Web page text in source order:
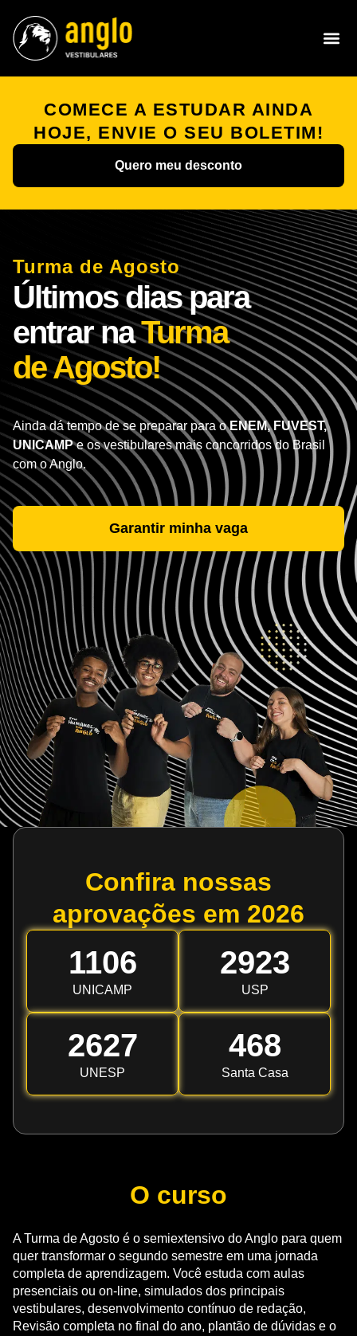
COMECE A ESTUDAR AINDA
HOJE, ENVIE O SEU BOLETIM!
Quero meu desconto
Turma de Agosto
Últimos dias para
entrar naTurma
de Agosto!
Ainda dá tempo de se preparar para oENEM, FUVEST,
UNICAMPe os vestibulares mais concorridos do Brasil
com o Anglo.
Garantir minha vaga
Confira nossas
aprovações em 2026
UNICAMP
1106
USP
2923
UNESP
2627
Santa Casa
468
O curso
A Turma de Agosto é o semiextensivo do Anglo para quem
quer transformar o segundo semestre em uma jornada
completa de aprendizagem. Você estuda com aulas
presenciais ou on-line, simulados dos principais
vestibulares, desenvolvimento contínuo de redação,
Revisão completa no final do ano, plantão de dúvidas e o